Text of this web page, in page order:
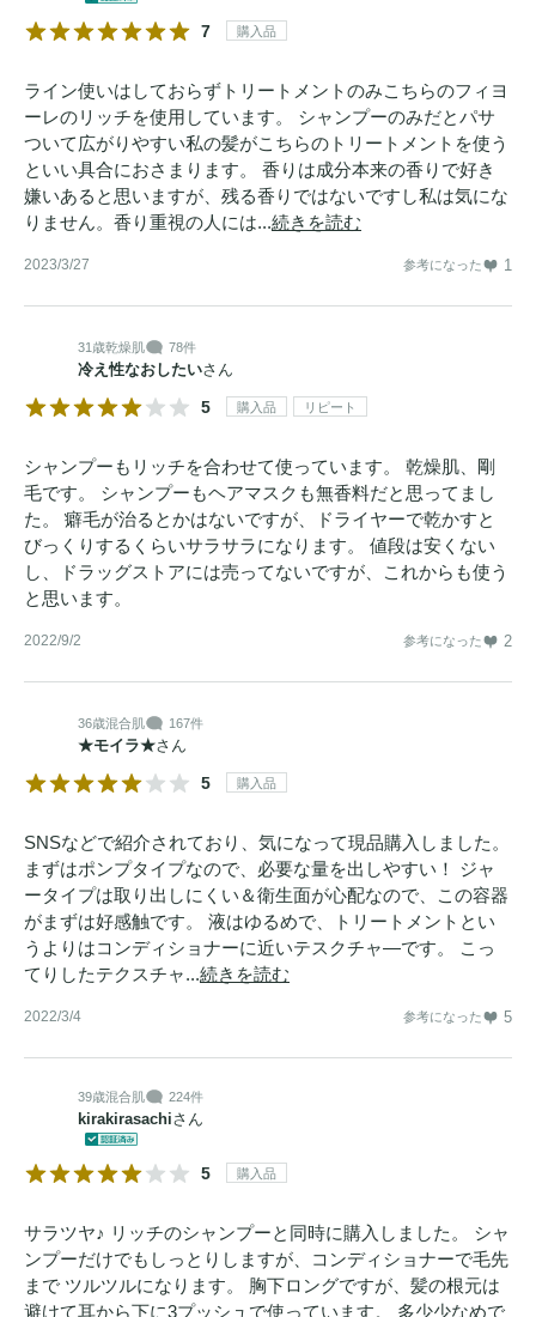
7 購入品
ライン使いはしておらずトリートメントのみこちらのフィヨ
ーレのリッチを使用しています。 シャンプーのみだとパサ
ついて広がりやすい私の髪がこちらのトリートメントを使う
といい具合におさまります。 香りは成分本来の香りで好き
嫌いあると思いますが、残る香りではないですし私は気にな
りません。香り重視の人には...続きを読む
2023/3/27 参考になった 1
31歳乾燥肌 78件
冷え性なおしたいさん
5 購入品 リピート
シャンプーもリッチを合わせて使っています。 乾燥肌、剛
毛です。 シャンプーもヘアマスクも無香料だと思ってまし
た。 癖毛が治るとかはないですが、ドライヤーで乾かすと
びっくりするくらいサラサラになります。 値段は安くない
し、ドラッグストアには売ってないですが、これからも使う
と思います。
2022/9/2 参考になった 2
36歳混合肌 167件
★モイラ★さん
5 購入品
SNSなどで紹介されており、気になって現品購入しました。
まずはポンプタイプなので、必要な量を出しやすい！ ジャ
ータイプは取り出しにくい＆衛生面が心配なので、この容器
がまずは好感触です。 液はゆるめで、トリートメントとい
うよりはコンディショナーに近いテスクチャ―です。 こっ
てりしたテクスチャ...続きを読む
2022/3/4 参考になった 5
39歳混合肌 224件
kirakirasachiさん
5 購入品
サラツヤ♪ リッチのシャンプーと同時に購入しました。 シャ
ンプーだけでもしっとりしますが、コンディショナーで毛先
まで ツルツルになります。 胸下ロングですが、髪の根元は
避けて耳から下に3プッシュで使っています。 多少少なめで